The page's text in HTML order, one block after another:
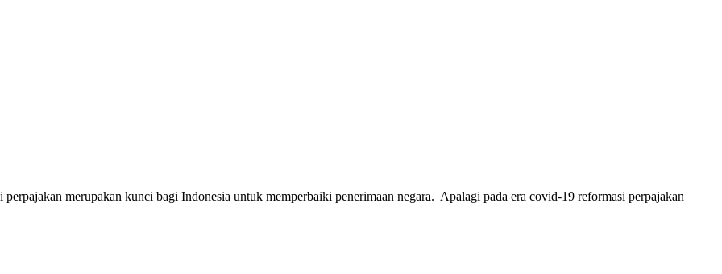
merupakan kunci bagi Indonesia untuk memperbaiki penerimaan negara. Apalagi pada era covid-19 reformasi perpajakan